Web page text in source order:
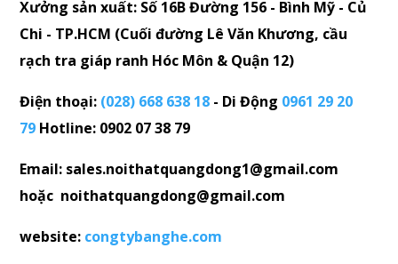
Xưởng sản xuất: Số 16B Đường 156 - Bình Mỹ - Củ
Chi - TP.HCM (Cuối đường Lê Văn Khương, cầu
rạch tra giáp ranh Hóc Môn & Quận 12)
Điện thoại: (028) 668 638 18 - Di Động 0961 29 20
79 Hotline: 0902 07 38 79
Email: sales.noithatquangdong1@gmail.com
hoặc noithatquangdong@gmail.com
website: congtybanghe.com